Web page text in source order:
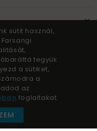
sütit használ,
tegyük
a sütiket,
a
az
foglaltakat.